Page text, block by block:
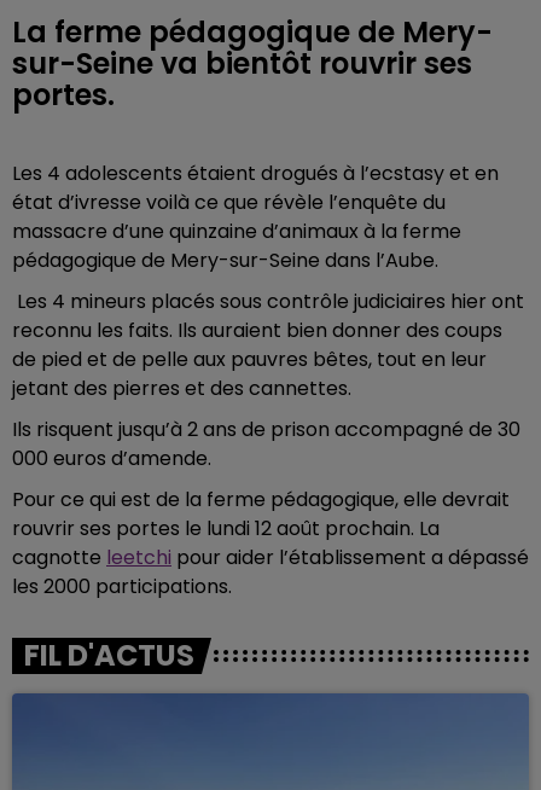
La ferme pédagogique de Mery-
sur-Seine va bientôt rouvrir ses
portes.
Les 4 adolescents étaient drogués à l’ecstasy et en
état d’ivresse voilà ce que révèle l’enquête du
massacre d’une quinzaine d’animaux à la ferme
pédagogique de Mery-sur-Seine dans l’Aube.
Les 4 mineurs placés sous contrôle judiciaires hier ont
reconnu les faits. Ils auraient bien donner des coups
de pied et de pelle aux pauvres bêtes, tout en leur
jetant des pierres et des cannettes.
Ils risquent jusqu’à 2 ans de prison accompagné de 30
000 euros d’amende.
Pour ce qui est de la ferme pédagogique, elle devrait
rouvrir ses portes le lundi 12 août prochain. La
cagnotte leetchi pour aider l’établissement a dépassé
les 2000 participations.
FIL D'ACTUS